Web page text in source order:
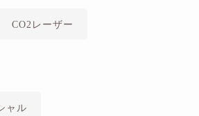
CO2レーザー
ャル